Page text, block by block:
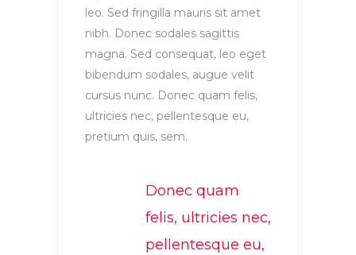
leo. Sed fringilla mauris sit amet
nibh. Donec sodales sagittis
magna. Sed consequat, leo eget
bibendum sodales, augue velit
cursus nunc. Donec quam felis,
ultricies nec, pellentesque eu,
pretium quis, sem.
Donec quam
felis, ultricies nec,
pellentesque eu,